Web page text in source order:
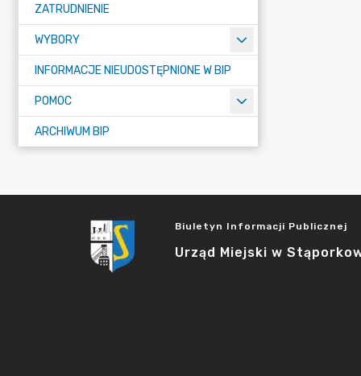
ZATRUDNIENIE
WYBORY
INFORMACJE NIEUDOSTĘPNIONE W BIP
POMOC
ARCHIWUM BIP
Biuletyn Informacji Publicznej
Urząd Miejski w